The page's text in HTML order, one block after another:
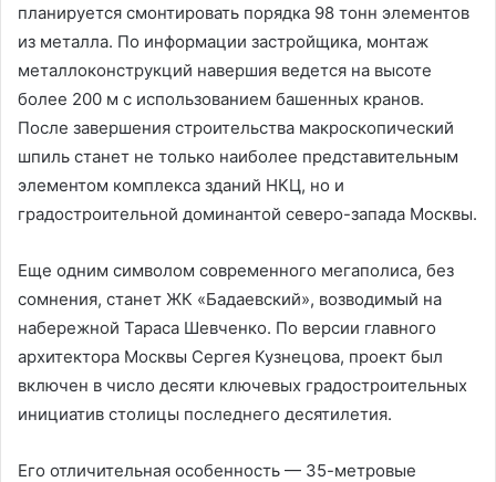
планируется смонтировать порядка 98 тонн элементов
из металла. По информации застройщика, монтаж
металлоконструкций навершия ведется на высоте
более 200 м с использованием башенных кранов.
После завершения строительства макроскопический
шпиль станет не только наиболее представительным
элементом комплекса зданий НКЦ, но и
градостроительной доминантой северо-запада Москвы.
Еще одним символом современного мегаполиса, без
сомнения, станет ЖК «Бадаевский», возводимый на
набережной Тараса Шевченко. По версии главного
архитектора Москвы Сергея Кузнецова, проект был
включен в число десяти ключевых градостроительных
инициатив столицы последнего десятилетия.
Его отличительная особенность — 35-метровые